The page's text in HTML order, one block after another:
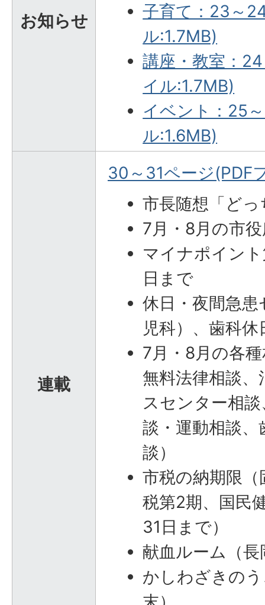
お知らせ
子育て：23～
ル:1.7MB)
講座・教室：
イル:1.7MB)
イベント：25
ル:1.6MB)
連載
30～31ページ(PDF
市長随想「どっ
7月・8月の市
マイナポイン
日まで
休日・夜間急
児科）、歯科
7月・8月の各
無料法律相談
スセンター相
談・運動相談
談）
市税の納期限
税第2期、国民
31日まで）
献血ルーム（
かしわざきの